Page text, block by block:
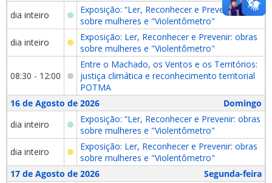
dia inteiro
Exposição: “Ler, Reconhecer e Prevenir: obras
sobre mulheres e "Violentômetro"
dia inteiro
Exposição: Ler, Reconhecer e Prevenir: obras
sobre mulheres e "Violentômetro"
08:30 - 12:00
Entre o Machado, os Ventos e os Territórios:
justiça climática e reconhecimento territorial
POTMA
16 de Agosto de 2026
Domingo
dia inteiro
Exposição: “Ler, Reconhecer e Prevenir: obras
sobre mulheres e "Violentômetro"
dia inteiro
Exposição: Ler, Reconhecer e Prevenir: obras
sobre mulheres e "Violentômetro"
17 de Agosto de 2026
Segunda-feira